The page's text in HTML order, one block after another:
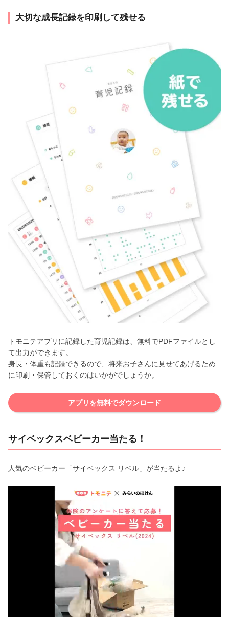
大切な成長記録を印刷して残せる
トモニテアプリに記録した育児記録は、無料でPDFファイルとし
て出力ができます。
身長・体重も記録できるので、将来お子さんに見せてあげるため
に印刷・保管しておくのはいかがでしょうか。
アプリを無料でダウンロード
サイベックスベビーカー当たる！
人気のベビーカー「サイベックス リベル」が当たるよ♪